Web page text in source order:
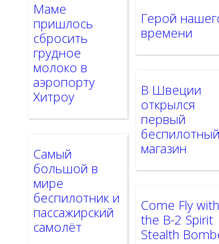
Маме
пришлось
сбросить
грудное
молоко в
аэропорту
Хитроу
Самый
большой в
мире
беспилотник и
пассажирский
самолёт
Герой
времени
В Швеции
открылся
первый
магазин
Come Fly
the B-2 Spirit
Stealth